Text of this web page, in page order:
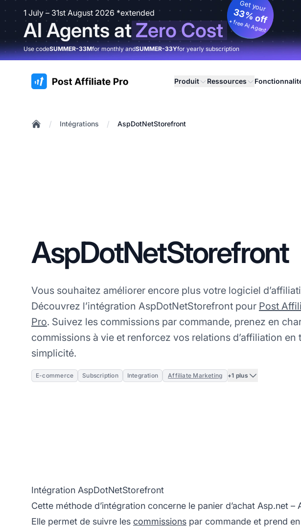
1 July – 31st August 2026 *extended
AI Agents atZero Cost
Get your
33% off
+ free AI Agent
Use codeSUMMER-33Mfor monthly andSUMMER-33Yfor yearly subscription
:site.title Produit Ressources
/ Intégrations / AspDotNetStorefront
AspDotNetStorefront
Vous souhaitez améliorer encore plus votre logiciel
Découvrez l’intégration AspDotNetStorefront pour Post
Pro. Suivez les commissions par commande, prenez en
commissions à vie et renforcez vos relations d’affiliation en
simplicité.
E-commerce Subscription Integration Affiliate Marketing +1 plus
Intégration AspDotNetStorefront
Cette méthode d’intégration concerne le panier d’achat Asp.net
Elle permet de suivre les commissions par commande et prend